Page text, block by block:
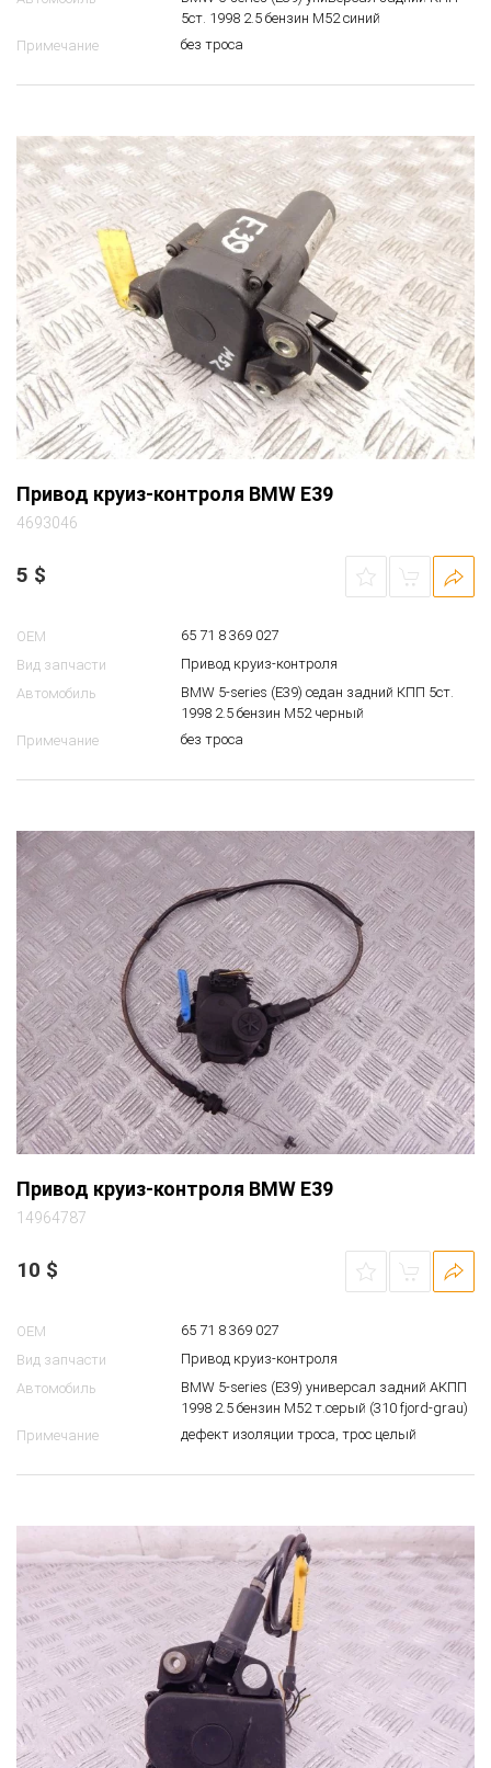
5ст. 1998 2.5 бензин M52 синий
Примечание
без троса
Привод круиз-контроля BMW E39
4693046
5 $
OEM
65 71 8 369 027
Вид запчасти
Привод круиз-контроля
Автомобиль
BMW 5-series (E39) седан задний КПП 5ст.
1998 2.5 бензин M52 черный
Примечание
без троса
Привод круиз-контроля BMW E39
14964787
10 $
OEM
65 71 8 369 027
Вид запчасти
Привод круиз-контроля
Автомобиль
BMW 5-series (E39) универсал задний АКПП
1998 2.5 бензин M52 т.серый (310 fjord-grau)
Примечание
дефект изоляции троса, трос целый